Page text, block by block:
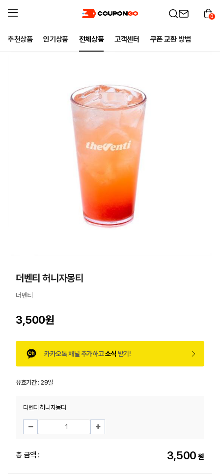
추천상품 인기상품 전체상품 고객센터 쿠폰 교환 방법
0
더벤티 허니자몽티
더벤티
3,500원
카카오톡 채널 추가하고소식 받기!
유효기간 :29일
더벤티 허니자몽티
총 금액 : 3,500 원